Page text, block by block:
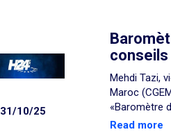
conseils
Mehdi Tazi,
Maroc
«Baromètre
Read more
31/10/25